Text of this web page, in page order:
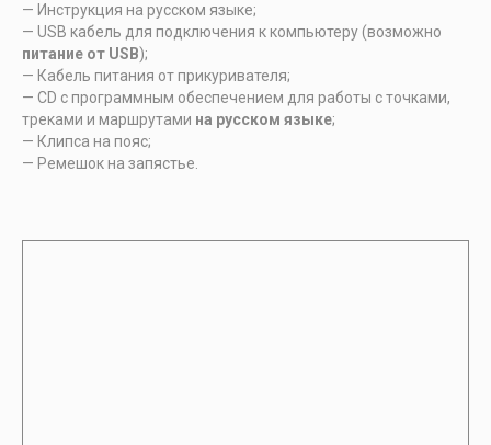
— Инструкция на русском языке;
— USB кабель для подключения к компьютеру (возможно
питание от USB);
— Кабель питания от прикуривателя;
— CD с программным обеспечением для работы с точками,
треками и маршрутами на русском языке;
— Клипса на пояс;
— Ремешок на запястье.